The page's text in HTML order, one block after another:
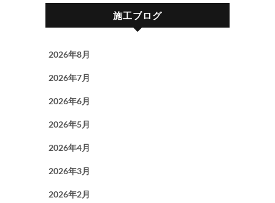
施工ブログ
2026年8月
2026年7月
2026年6月
2026年5月
2026年4月
2026年3月
2026年2月